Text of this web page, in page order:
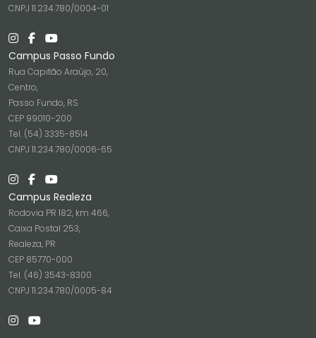
CNPJ 11.234.780/0004-01
Campus Passo Fundo
Rua Capitão Araújo, 20,
Centro,
Passo Fundo, RS
CEP 99010-200
Tel. (54) 3335-8514
CNPJ 11.234.780/0006-65
Campus Realeza
Rodovia PR 182, km 466,
Caixa Postal 253,
Realeza, PR
CEP 85770-000
Tel. (46) 3543-8300
CNPJ 11.234.780/0005-84